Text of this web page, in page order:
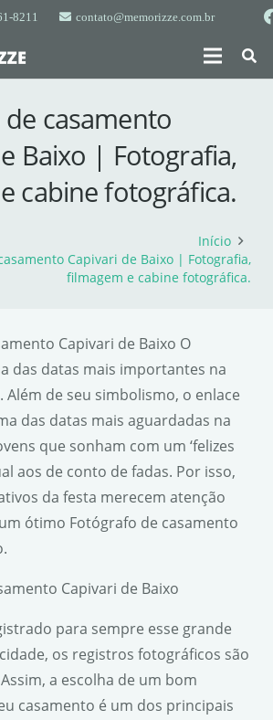
8211 contato@memorizze.com.br
casamento
Baixo | Fotografia,
cabine fotográfica.
Início
Capivari de Baixo | Fotografia,
filmagem e cabine fotográfica.
Capivari de Baixo O
das datas mais importantes na
Além de seu simbolismo, o enlace
das datas mais aguardadas na
que sonham com um ‘felizes
aos de conto de fadas. Por isso,
da festa merecem atenção
ótimo Fotógrafo de casamento
Capivari de Baixo
para sempre esse grande
os registros fotográficos são
a escolha de um bom
casamento é um dos principais